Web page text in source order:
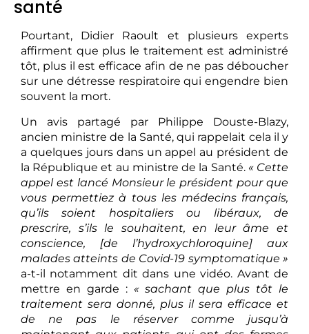
santé
Pourtant, Didier Raoult et plusieurs experts
affirment que plus le traitement est administré
tôt, plus il est efficace afin de ne pas déboucher
sur une détresse respiratoire qui engendre bien
souvent la mort.
Un avis partagé par Philippe Douste-Blazy,
ancien ministre de la Santé, qui rappelait cela il y
a quelques jours dans un appel au président de
la République et au ministre de la Santé. « Cette
appel est lancé Monsieur le président pour que
vous permettiez à tous les médecins français,
qu’ils soient hospitaliers ou libéraux, de
prescrire, s’ils le souhaitent, en leur âme et
conscience, [de l’hydroxychloroquine] aux
malades atteints de Covid-19 symptomatique »
a-t-il notamment dit dans une vidéo. Avant de
mettre en garde : « sachant que plus tôt le
traitement sera donné, plus il sera efficace et
de ne pas le réserver comme jusqu’à